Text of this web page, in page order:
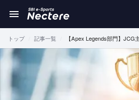
トップ 記事一覧
【Apex Legends部門】JCG